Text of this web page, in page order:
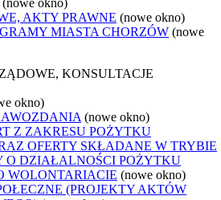
(nowe okno)
AKTY PRAWNE (nowe okno)
MIASTA CHORZÓW (nowe
KONSULTACJE
okno)
(nowe okno)
Z ZAKRESU POŻYTKU
OFERTY SKŁADANE W TRYBIE
O DZIAŁALNOŚCI POŻYTKU
WOLONTARIACIE (nowe okno)
(PROJEKTY AKTÓW